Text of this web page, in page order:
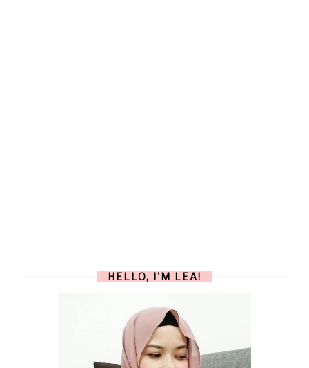
HELLO, I'M LEA!